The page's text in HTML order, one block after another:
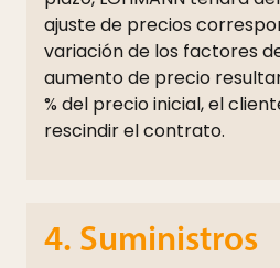
ajuste de precios
variación de los factores
aumento de precio
% del precio inicial, el
rescindir el contrato.
4. Suministros